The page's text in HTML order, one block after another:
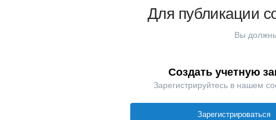
Для публикации
Вы
Создать учетную
Зарегистрируйтесь в нашем
Зарегистрироваться